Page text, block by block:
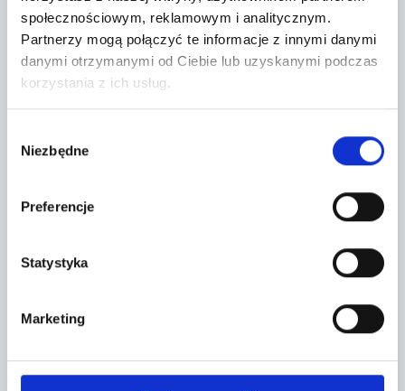
społecznościowym, reklamowym i analitycznym.
Partnerzy mogą połączyć te informacje z innymi danymi
danymi otrzymanymi od Ciebie lub uzyskanymi podczas
korzystania z ich usług.
zgody
Niezbędne
Preferencje
Statystyka
Marketing
contributors
CONTACT FORM